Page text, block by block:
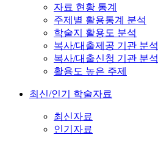
자료 현황 통계
주제별 활용통계 분석
학술지 활용도 분석
복사/대출제공 기관 분석
복사/대출신청 기관 분석
활용도 높은 주제
최신/인기 학술자료
최신자료
인기자료